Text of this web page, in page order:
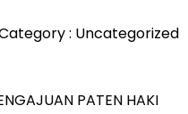
: Uncategorized
PATEN HAKI